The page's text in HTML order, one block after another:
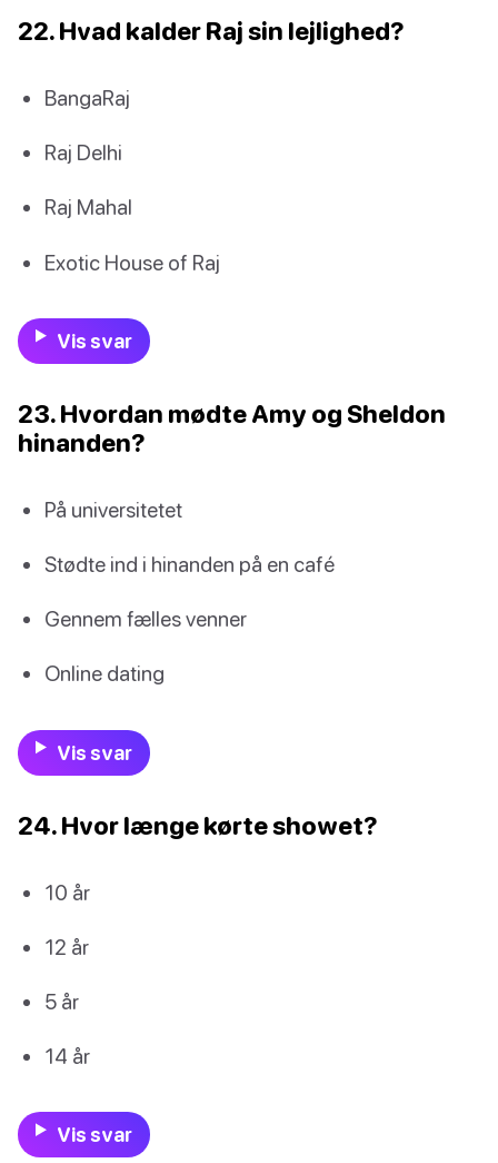
22. Hvad kalder Raj sin lejlighed?
BangaRaj
Raj Delhi
Raj Mahal
Exotic House of Raj
Vis svar
23. Hvordan mødte Amy og Sheldon
hinanden?
På universitetet
Stødte ind i hinanden på en café
Gennem fælles venner
Online dating
Vis svar
24. Hvor længe kørte showet?
10 år
12 år
5 år
14 år
Vis svar